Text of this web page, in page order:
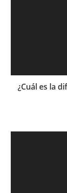
¿Cuál es la